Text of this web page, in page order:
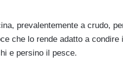
prevalentemente a crudo,
che lo rende adatto a condire
e persino il pesce.